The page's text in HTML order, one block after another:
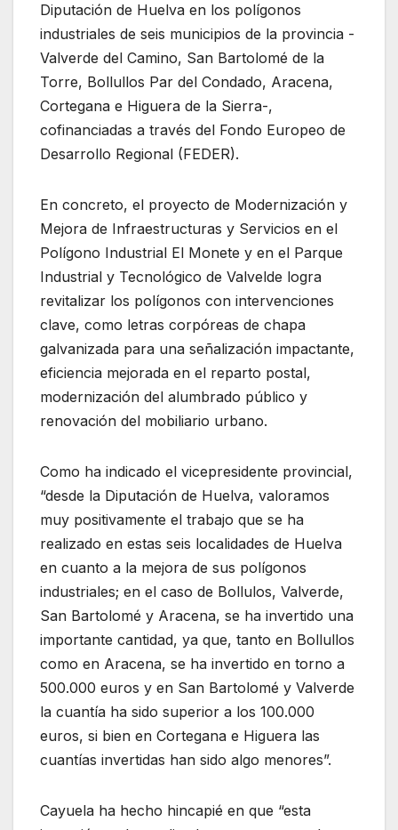
Diputación de Huelva en los polígonos
industriales de seis municipios de la provincia -
Valverde del Camino, San Bartolomé de la
Torre, Bollullos Par del Condado, Aracena,
Cortegana e Higuera de la Sierra-,
cofinanciadas a través del Fondo Europeo de
Desarrollo Regional (FEDER).
En concreto, el proyecto de Modernización y
Mejora de Infraestructuras y Servicios en el
Polígono Industrial El Monete y en el Parque
Industrial y Tecnológico de Valvelde logra
revitalizar los polígonos con intervenciones
clave, como letras corpóreas de chapa
galvanizada para una señalización impactante,
eficiencia mejorada en el reparto postal,
modernización del alumbrado público y
renovación del mobiliario urbano.
Como ha indicado el vicepresidente provincial,
“desde la Diputación de Huelva, valoramos
muy positivamente el trabajo que se ha
realizado en estas seis localidades de Huelva
en cuanto a la mejora de sus polígonos
industriales; en el caso de Bollulos, Valverde,
San Bartolomé y Aracena, se ha invertido una
importante cantidad, ya que, tanto en Bollullos
como en Aracena, se ha invertido en torno a
500.000 euros y en San Bartolomé y Valverde
la cuantía ha sido superior a los 100.000
euros, si bien en Cortegana e Higuera las
cuantías invertidas han sido algo menores”.
Cayuela ha hecho hincapié en que “esta